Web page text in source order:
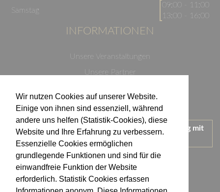
Wir nutzen Cookies auf unserer Website.
Einige von ihnen sind essenziell, während
andere uns helfen (Statistik-Cookies), diese
Website und Ihre Erfahrung zu verbessern.
Essenzielle Cookies ermöglichen
grundlegende Funktionen und sind für die
einwandfreie Funktion der Website
erforderlich. Statistik Cookies erfassen
Samstag
09:00 - 11:00
13:00 - 16:00
INFORMATIONEN
Unsere Veranstaltungen
Unsere Partner
Impressum
Wir treten für einen verantwortungsvollen Umgang mit
Alkohol ein.
KONTAKT
Weingut Kistenmacher & Hengerer